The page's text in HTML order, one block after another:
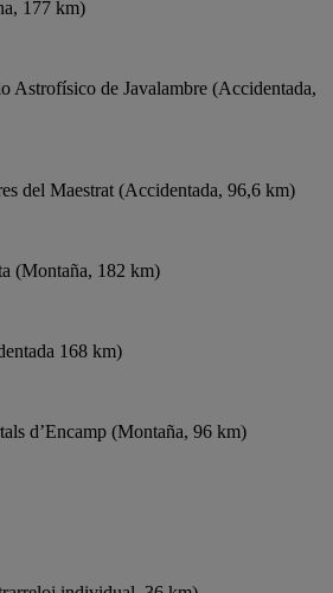
177 km)
Astrofísico de Javalambre (Accidentada,
del Maestrat (Accidentada, 96,6 km)
(Montaña, 182 km)
168 km)
d’Encamp (Montaña, 96 km)